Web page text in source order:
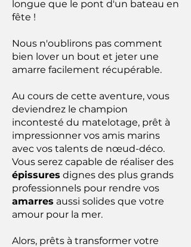
longue que le pont d'un bateau en
fête !
Nous n'oublirons pas comment
bien lover un bout et jeter une
amarre facilement récupérable.
Au cours de cette aventure, vous
deviendrez le champion
incontesté du matelotage, prêt à
impressionner vos amis marins
avec vos talents de nœud-déco.
Vous serez capable de réaliser des
épissures dignes des plus grands
professionnels pour rendre vos
amarres aussi solides que votre
amour pour la mer.
Alors, prêts à transformer votre